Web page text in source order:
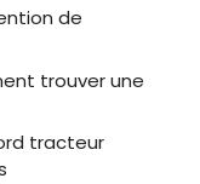
de
trouver une
tracteur